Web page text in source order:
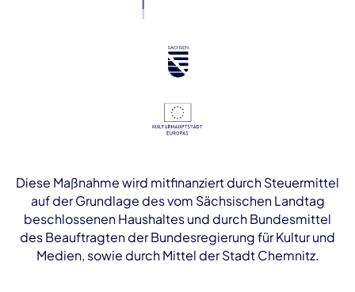
Diese Maßnahme wird mitfinanziert durch Steuermittel
auf der Grundlage des vom Sächsischen Landtag
beschlossenen Haushaltes und durch Bundesmittel
des Beauftragten der Bundesregierung für Kultur und
Medien, sowie durch Mittel der Stadt Chemnitz.